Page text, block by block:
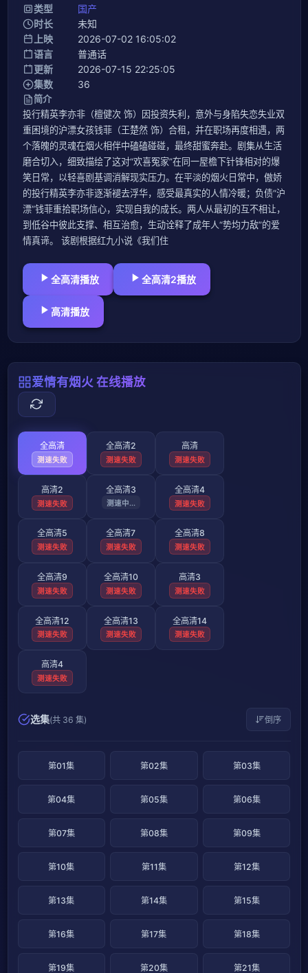
类型
国产
时长
未知
上映
2026-07-02 16:05:02
语言
普通话
更新
2026-07-15 22:25:05
集数
36
简介
投行精英李亦非（檀健次 饰）因投资失利，意外与身陷失恋失业双
重困境的沪漂女孩钱菲（王楚然 饰）合租，并在职场再度相遇，两
个落魄的灵魂在烟火相伴中磕磕碰碰，最终甜蜜奔赴。剧集从生活
磨合切入，细致描绘了这对“欢喜冤家”在同一屋檐下针锋相对的爆
笑日常，以轻喜剧基调消解现实压力。在平淡的烟火日常中，傲娇
的投行精英李亦非逐渐褪去浮华，感受最真实的人情冷暖；负债“沪
漂”钱菲重拾职场信心，实现自我的成长。两人从最初的互不相让，
到低谷中彼此支撑、相互治愈，生动诠释了成年人“势均力敌”的爱
情真谛。 该剧根据红九小说《我们住
全高清播放 全高清2播放
高清播放
爱情有烟火 在线播放
全高清
测速失败
全高清2
测速失败
高清
测速失败
高清2
测速失败
全高清3
测速失败
全高清4
测速失败
全高清5
测速失败
全高清7
测速失败
全高清8
测速失败
全高清9
测速失败
全高清10
测速失败
高清3
测速失败
全高清12
测速失败
全高清13
测速失败
全高清14
测速失败
高清4
测速失败
选集(共 36 集) 倒序
第01集 第02集 第03集
第04集 第05集 第06集
第07集 第08集 第09集
第10集 第11集 第12集
第13集 第14集 第15集
第16集 第17集 第18集
第19集 第20集 第21集